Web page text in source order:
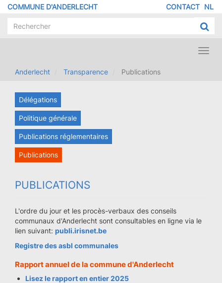
Aller
contenu
COMMUNE D'ANDERLECHT NL
DE
CONTACT
Anderlecht
Transparence Publications
Délégations
Politique générale
Publications réglementaires
Publications
PUBLICATIONS
L'ordre du jour et les procès-verbaux des conseils
communaux d'Anderlecht sont consultables en ligne via le
lien suivant: publi.irisnet.be
Registre des asbl communales
Rapport annuel de la commune d'Anderlecht
Lisez le rapport en entier 2025